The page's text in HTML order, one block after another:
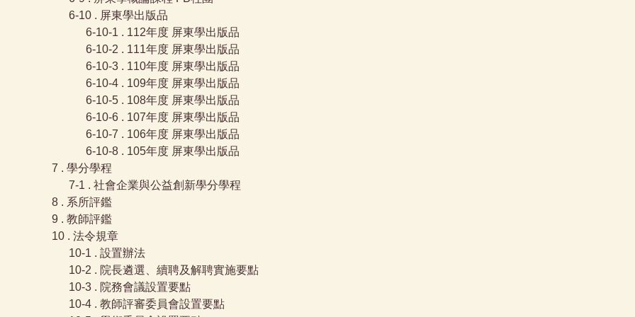
6-10 . 屏東學出版品
6-10-1 . 112年度 屏東學出版品
6-10-2 . 111年度 屏東學出版品
6-10-3 . 110年度 屏東學出版品
6-10-4 . 109年度 屏東學出版品
6-10-5 . 108年度 屏東學出版品
6-10-6 . 107年度 屏東學出版品
6-10-7 . 106年度 屏東學出版品
6-10-8 . 105年度 屏東學出版品
7 . 學分學程
7-1 . 社會企業與公益創新學分學程
8 . 系所評鑑
9 . 教師評鑑
10 . 法令規章
10-1 . 設置辦法
10-2 . 院長遴選、續聘及解聘實施要點
10-3 . 院務會議設置要點
10-4 . 教師評審委員會設置要點